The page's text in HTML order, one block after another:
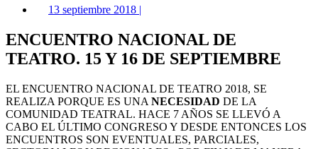
13 septiembre 2018 |
ENCUENTRO NACIONAL DE
TEATRO. 15 Y 16 DE SEPTIEMBRE
EL ENCUENTRO NACIONAL DE TEATRO 2018, SE
REALIZA PORQUE ES UNA NECESIDAD DE LA
COMUNIDAD TEATRAL. HACE 7 AÑOS SE LLEVÓ A
CABO EL ÚLTIMO CONGRESO Y DESDE ENTONCES LOS
ENCUENTROS SON EVENTUALES, PARCIALES,